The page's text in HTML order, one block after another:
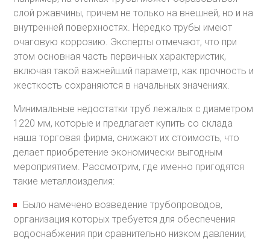
слой ржавчины, причем не только на внешней, но и на
внутренней поверхностях. Нередко трубы имеют
очаговую коррозию. Эксперты отмечают, что при
этом основная часть первичных характеристик,
включая такой важнейший параметр, как прочность и
жесткость сохраняются в начальных значениях.
Минимальные недостатки труб лежалых с диаметром
1220 мм, которые и предлагает купить со склада
наша торговая фирма, снижают их стоимость, что
делает приобретение экономически выгодным
мероприятием. Рассмотрим, где именно пригодятся
такие металлоизделия:
Было намечено возведение трубопроводов,
организация которых требуется для обеспечения
водоснабжения при сравнительно низком давлении;